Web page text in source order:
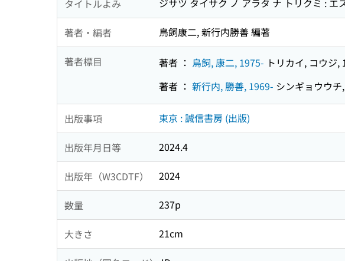
タイトルよみ ジサツ タイサク ノ アラタ ナ トリクミ :
著者・編者 鳥飼康二, 新行内勝善 編著
著者標目 著者 ： 鳥飼, 康二, 1975- トリカイ, コウジ,
著者 ： 新行内, 勝善, 1969- シンギョウウ
出版事項 東京 : 誠信書房 (出版)
出版年月日等 2024.4
出版年（W3CDTF） 2024
数量 237p
大きさ 21cm